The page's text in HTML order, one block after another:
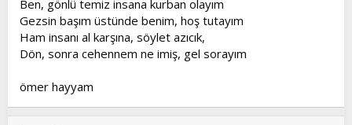
Ben, gönlü temiz insana kurban olayım
Gezsin başım üstünde benim, hoş tutayım
Ham insanı al karşına, söylet azıcık,
Dön, sonra cehennem ne imiş, gel sorayım
ömer hayyam